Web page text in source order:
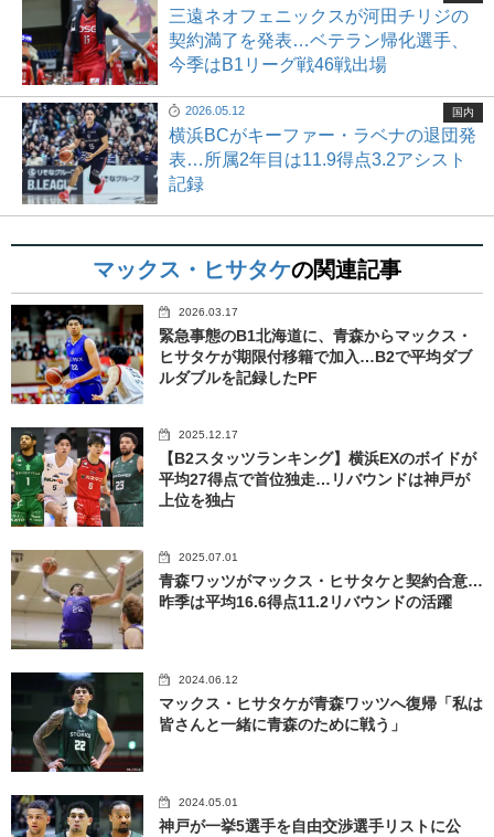
三遠ネオフェニックスが河田チリジの
契約満了を発表…ベテラン帰化選手、
今季はB1リーグ戦46戦出場
2026.05.12
横浜BCがキーファー・ラベナの退団発
表…所属2年目は11.9得点3.2アシスト
記録
国内
マックス・ヒサタケの関連記事
2026.03.17
緊急事態のB1北海道に、青森からマックス・
ヒサタケが期限付移籍で加入…B2で平均ダブ
ルダブルを記録したPF
2025.12.17
【B2スタッツランキング】横浜EXのボイドが
平均27得点で首位独走…リバウンドは神戸が
上位を独占
2025.07.01
青森ワッツがマックス・ヒサタケと契約合意…
昨季は平均16.6得点11.2リバウンドの活躍
2024.06.12
マックス・ヒサタケが青森ワッツへ復帰「私は
皆さんと一緒に青森のために戦う」
2024.05.01
神戸が一挙5選手を自由交渉選手リストに公